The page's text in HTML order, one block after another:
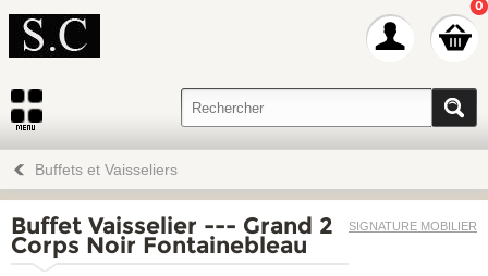
0
Buffets et Vaisseliers
SIGNATURE MOBILIER
Buffet Vaisselier --- Grand 2
Corps Noir Fontainebleau